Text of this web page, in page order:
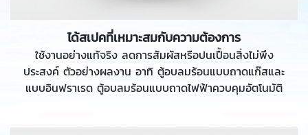
ได้สเปคที่เหมาะสมกับความต้องการ
ใช้งานอย่างแท้จริง ลดการสัมผัสหรือปนเปื้อนสิ่งไม่พึง
ประสงค์ ตัวอย่างผลงาน อาทิ ตู้อบลมร้อนแบบถาดแก๊สและ
แบบอินฟราเรด ตู้อบลมร้อนแบบถาดไฟฟ้าควบคุมอัตโนมัติ